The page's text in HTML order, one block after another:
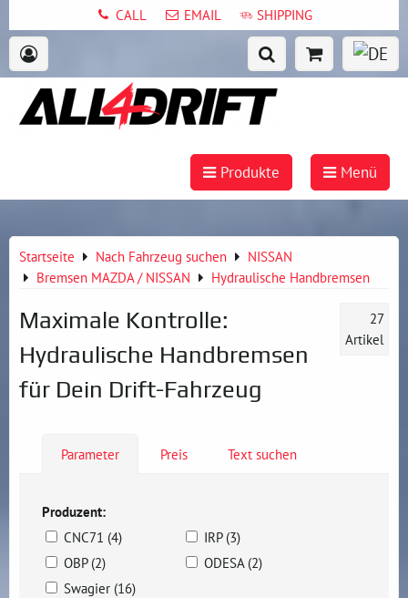
CALL EMAIL SHIPPING
Produkte Menü
Startseite Nach Fahrzeug suchen
NISSAN
Bremsen MAZDA / NISSAN
Hydraulische Handbremsen
Maximale Kontrolle:
Hydraulische Handbremsen
für Dein Drift-Fahrzeug
27
Artikel
Parameter Preis Text suchen
Produzent:
CNC71 (4)
IRP (3)
OBP (2)
ODESA (2)
Swagier (16)